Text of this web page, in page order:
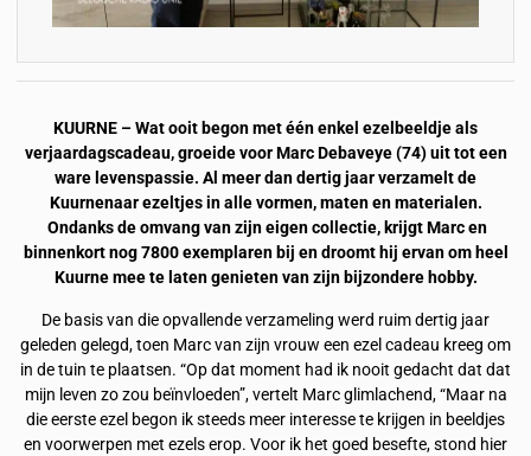
KUURNE – Wat ooit begon met één enkel ezelbeeldje als
verjaardagscadeau, groeide voor Marc Debaveye (74) uit tot een
ware levenspassie. Al meer dan dertig jaar verzamelt de
Kuurnenaar ezeltjes in alle vormen, maten en materialen.
Ondanks de omvang van zijn eigen collectie, krijgt Marc en
binnenkort nog 7800 exemplaren bij en droomt hij ervan om heel
Kuurne mee te laten genieten van zijn bijzondere hobby.
De basis van die opvallende verzameling werd ruim dertig jaar
geleden gelegd, toen Marc van zijn vrouw een ezel cadeau kreeg om
in de tuin te plaatsen. “Op dat moment had ik nooit gedacht dat dat
mijn leven zo zou beïnvloeden”, vertelt Marc glimlachend, “Maar na
die eerste ezel begon ik steeds meer interesse te krijgen in beeldjes
en voorwerpen met ezels erop. Voor ik het goed besefte, stond hier